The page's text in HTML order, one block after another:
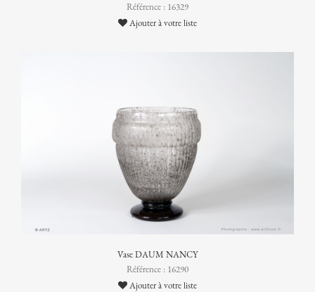
Référence : 16329
Ajouter à votre liste
Vase DAUM NANCY
Référence : 16290
Ajouter à votre liste